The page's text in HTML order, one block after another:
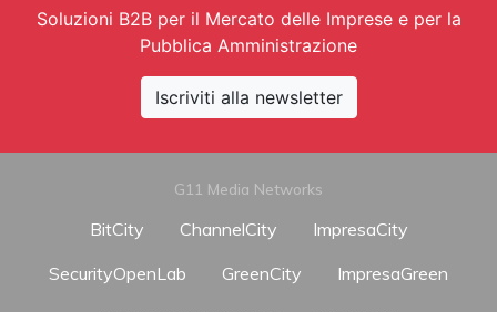
Soluzioni B2B per il Mercato delle Imprese e per la
Pubblica Amministrazione
Iscriviti alla newsletter
G11 Media Networks
BitCity ChannelCity
ImpresaCity
SecurityOpenLab
GreenCity
ImpresaGreen